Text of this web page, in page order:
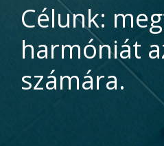
Célunk:
harmóniát
számára.